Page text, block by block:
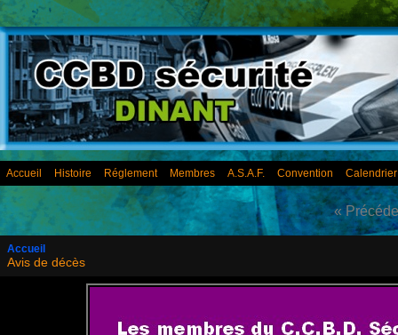
Accueil Histoire Réglement Membres A.S.A.F. Convention
«
Accueil
Avis de décès